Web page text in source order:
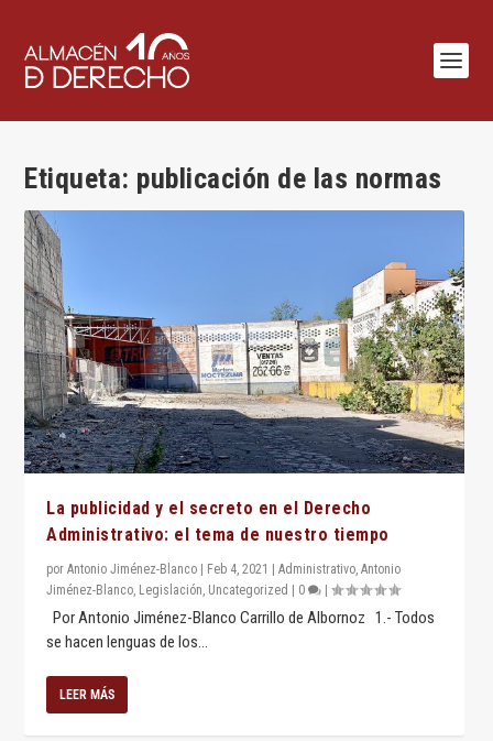
Etiqueta: publicación de las normas
La publicidad y el secreto en el Derecho
Administrativo: el tema de nuestro tiempo
porAntonio Jiménez-Blanco Feb 4, 2021 |Administrativo,Antonio
Jiménez-Blanco, Legislación, Uncategorized 0 |
Por Antonio Jiménez-Blanco Carrillo de Albornoz 1.- Todos
se hacen lenguas de los...
LEER MÁS